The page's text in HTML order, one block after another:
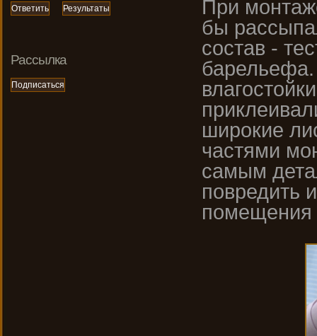
При
бы
состав -
широкие
частями
самым
повредить
помещения
Рассылка